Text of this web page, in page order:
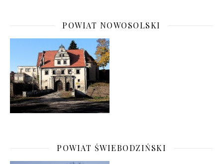
POWIAT NOWOSOLSKI
POWIAT ŚWIEBODZIŃSKI